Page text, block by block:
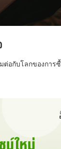
ต่อกับโลกของการ